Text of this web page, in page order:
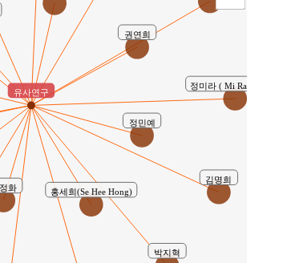
권연희
김명희
박지혁
정미라 ( Mi Ra Chung )
정민예
화
홍세희(Se Hee Hong)
유사연구